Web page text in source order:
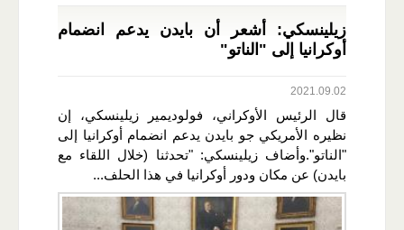
زيلينسكي: أشعر أن بايدن يدعم انضمام
أوكرانيا إلى "الناتو"
2021.09.02
قال الرئيس الأوكراني، فولوديمير زيلينسكي، إن
نظيره الأمريكي جو بايدن يدعم انضمام أوكرانيا إلى
"الناتو".وأضاف زيلينسكي: "تحدثنا (خلال اللقاء مع
بايدن) عن مكان ودور أوكرانيا في هذا الحلف...